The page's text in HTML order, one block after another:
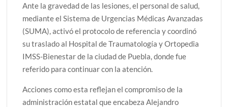
Ante la gravedad de las lesiones, el personal de salud,
mediante el Sistema de Urgencias Médicas Avanzadas
(SUMA), activó el protocolo de referencia y coordinó
su traslado al Hospital de Traumatología y Ortopedia
IMSS-Bienestar de la ciudad de Puebla, donde fue
referido para continuar con la atención.
Acciones como esta reflejan el compromiso de la
administración estatal que encabeza Alejandro